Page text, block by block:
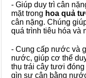
- Giúp duy trì cân
mặt trong hoa quả
cân nặng. Chúng
quá trình tiêu hóa và
- Cung cấp nước và
nước, giúp cơ thể
thụ trái cây tươi
gìn sự cân bằng